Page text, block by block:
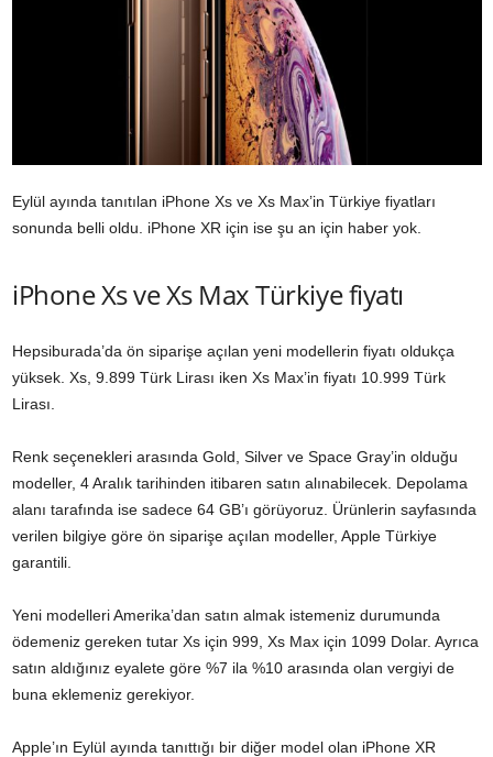
Eylül ayında tanıtılan iPhone Xs ve Xs Max’in Türkiye fiyatları
sonunda belli oldu. iPhone XR için ise şu an için haber yok.
iPhone Xs ve Xs Max Türkiye fiyatı
Hepsiburada’da ön siparişe açılan yeni modellerin fiyatı oldukça
yüksek. Xs, 9.899 Türk Lirası iken Xs Max’in fiyatı 10.999 Türk
Lirası.
Renk seçenekleri arasında Gold, Silver ve Space Gray’in olduğu
modeller, 4 Aralık tarihinden itibaren satın alınabilecek. Depolama
alanı tarafında ise sadece 64 GB’ı görüyoruz. Ürünlerin sayfasında
verilen bilgiye göre ön siparişe açılan modeller, Apple Türkiye
garantili.
Yeni modelleri Amerika’dan satın almak istemeniz durumunda
ödemeniz gereken tutar Xs için 999, Xs Max için 1099 Dolar. Ayrıca
satın aldığınız eyalete göre %7 ila %10 arasında olan vergiyi de
buna eklemeniz gerekiyor.
Apple’ın Eylül ayında tanıttığı bir diğer model olan iPhone XR